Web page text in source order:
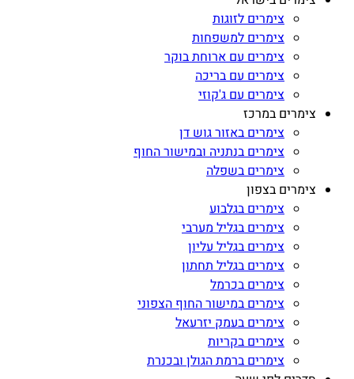
צימרים לזוגות
צימרים למשפחות
צימרים עם ארוחת בוקר
צימרים עם בריכה
צימרים עם ג'קוזי
צימרים במרכז
צימרים באזור גוש דן
צימרים בנתניה ובמישור החוף
צימרים בשפלה
צימרים בצפון
צימרים בגלבוע
צימרים בגליל מערבי
צימרים בגליל עליון
צימרים בגליל תחתון
צימרים בכרמל
צימרים במישור החוף הצפוני
צימרים בעמק יזרעאל
צימרים בקריות
צימרים ברמת הגולן ובכנרת